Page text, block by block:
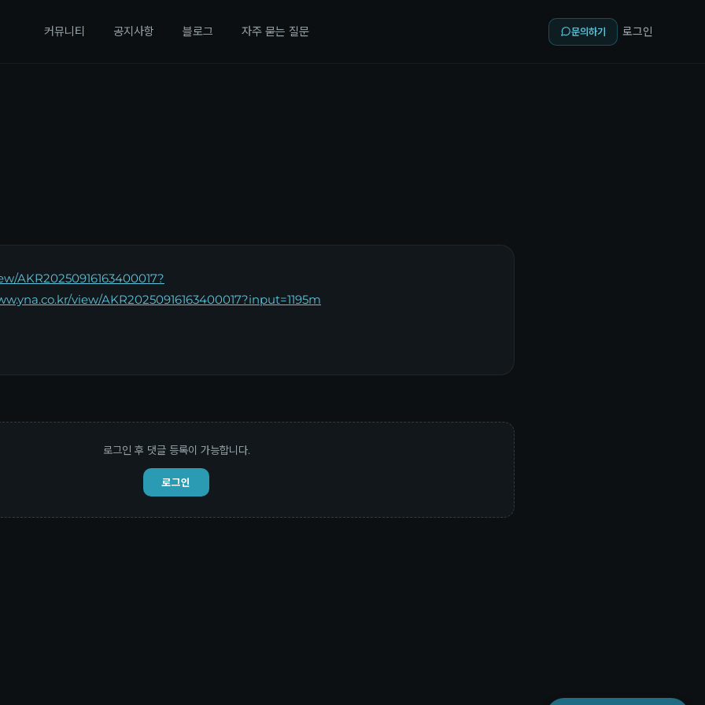
커뮤니티 공지사항 블로그 자주 묻는 질문 문의하기 로그인
AKR20250916163400017?
view/AKR20250916163400017?input=1195m
로그인 후 댓글 등록이 가능합니다.
로그인